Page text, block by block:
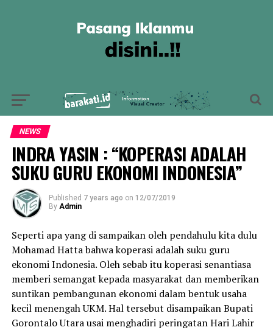
NEWS
INDRA YASIN : “KOPERASI ADALAH
SUKU GURU EKONOMI INDONESIA”
Published 7 years ago on 12/07/2019
By Admin
Seperti apa yang di sampaikan oleh pendahulu kita dulu
Mohamad Hatta bahwa koperasi adalah suku guru
ekonomi Indonesia. Oleh sebab itu koperasi senantiasa
memberi semangat kepada masyarakat dan memberikan
suntikan pembangunan ekonomi dalam bentuk usaha
kecil menengah UKM. Hal tersebut disampaikan Bupati
Gorontalo Utara usai menghadiri peringatan Hari Lahir